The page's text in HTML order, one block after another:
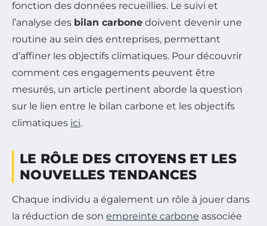
fonction des données recueillies. Le suivi et
l’analyse des bilan carbone doivent devenir une
routine au sein des entreprises, permettant
d’affiner les objectifs climatiques. Pour découvrir
comment ces engagements peuvent être
mesurés, un article pertinent aborde la question
sur le lien entre le bilan carbone et les objectifs
climatiques ici.
LE RÔLE DES CITOYENS ET LES
NOUVELLES TENDANCES
Chaque individu a également un rôle à jouer dans
la réduction de son empreinte carbone associée